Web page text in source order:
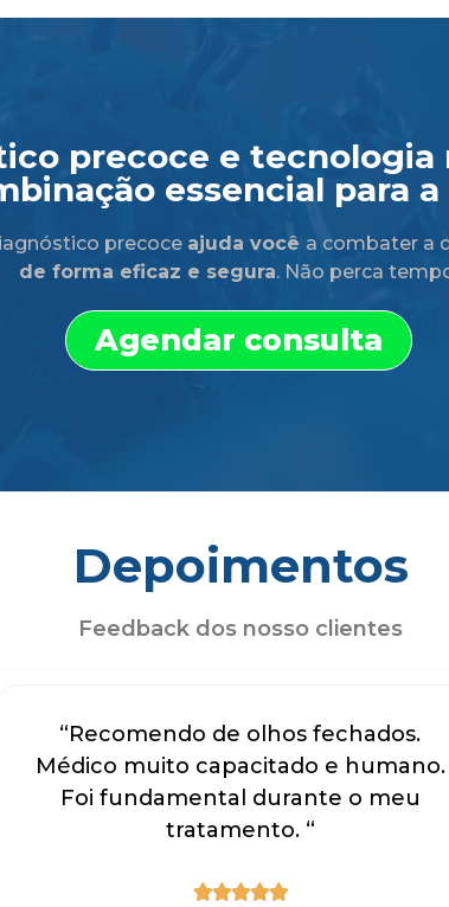
precoce e tecnologia
essencial para a
precoce ajuda você a combater a
de forma eficaz e segura. Não perca
Agendar consulta
Depoimentos
Feedback dos nosso clientes
“Recomendo de olhos fechados.
Médico muito capacitado e humano.
Foi fundamental durante o meu
tratamento. “
